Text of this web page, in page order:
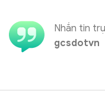
Nhắn tin
gcsdotvn